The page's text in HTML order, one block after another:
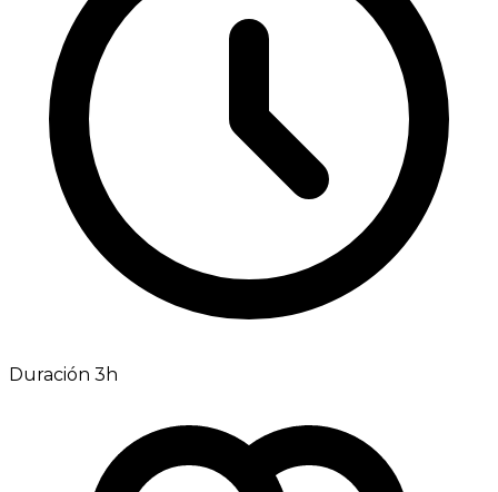
Duración 3h